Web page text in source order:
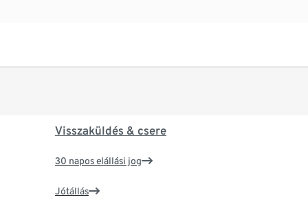
Visszaküldés & csere
30 napos elállási jog
Jótállás